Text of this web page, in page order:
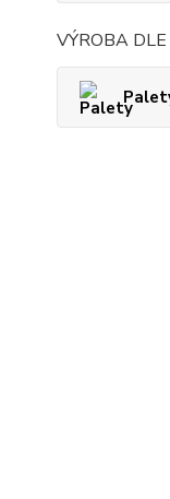
VÝROBA